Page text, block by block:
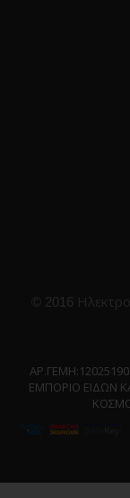
© 2016
ΕΜΠΟΡΙΟ ΕΙΔΩΝ